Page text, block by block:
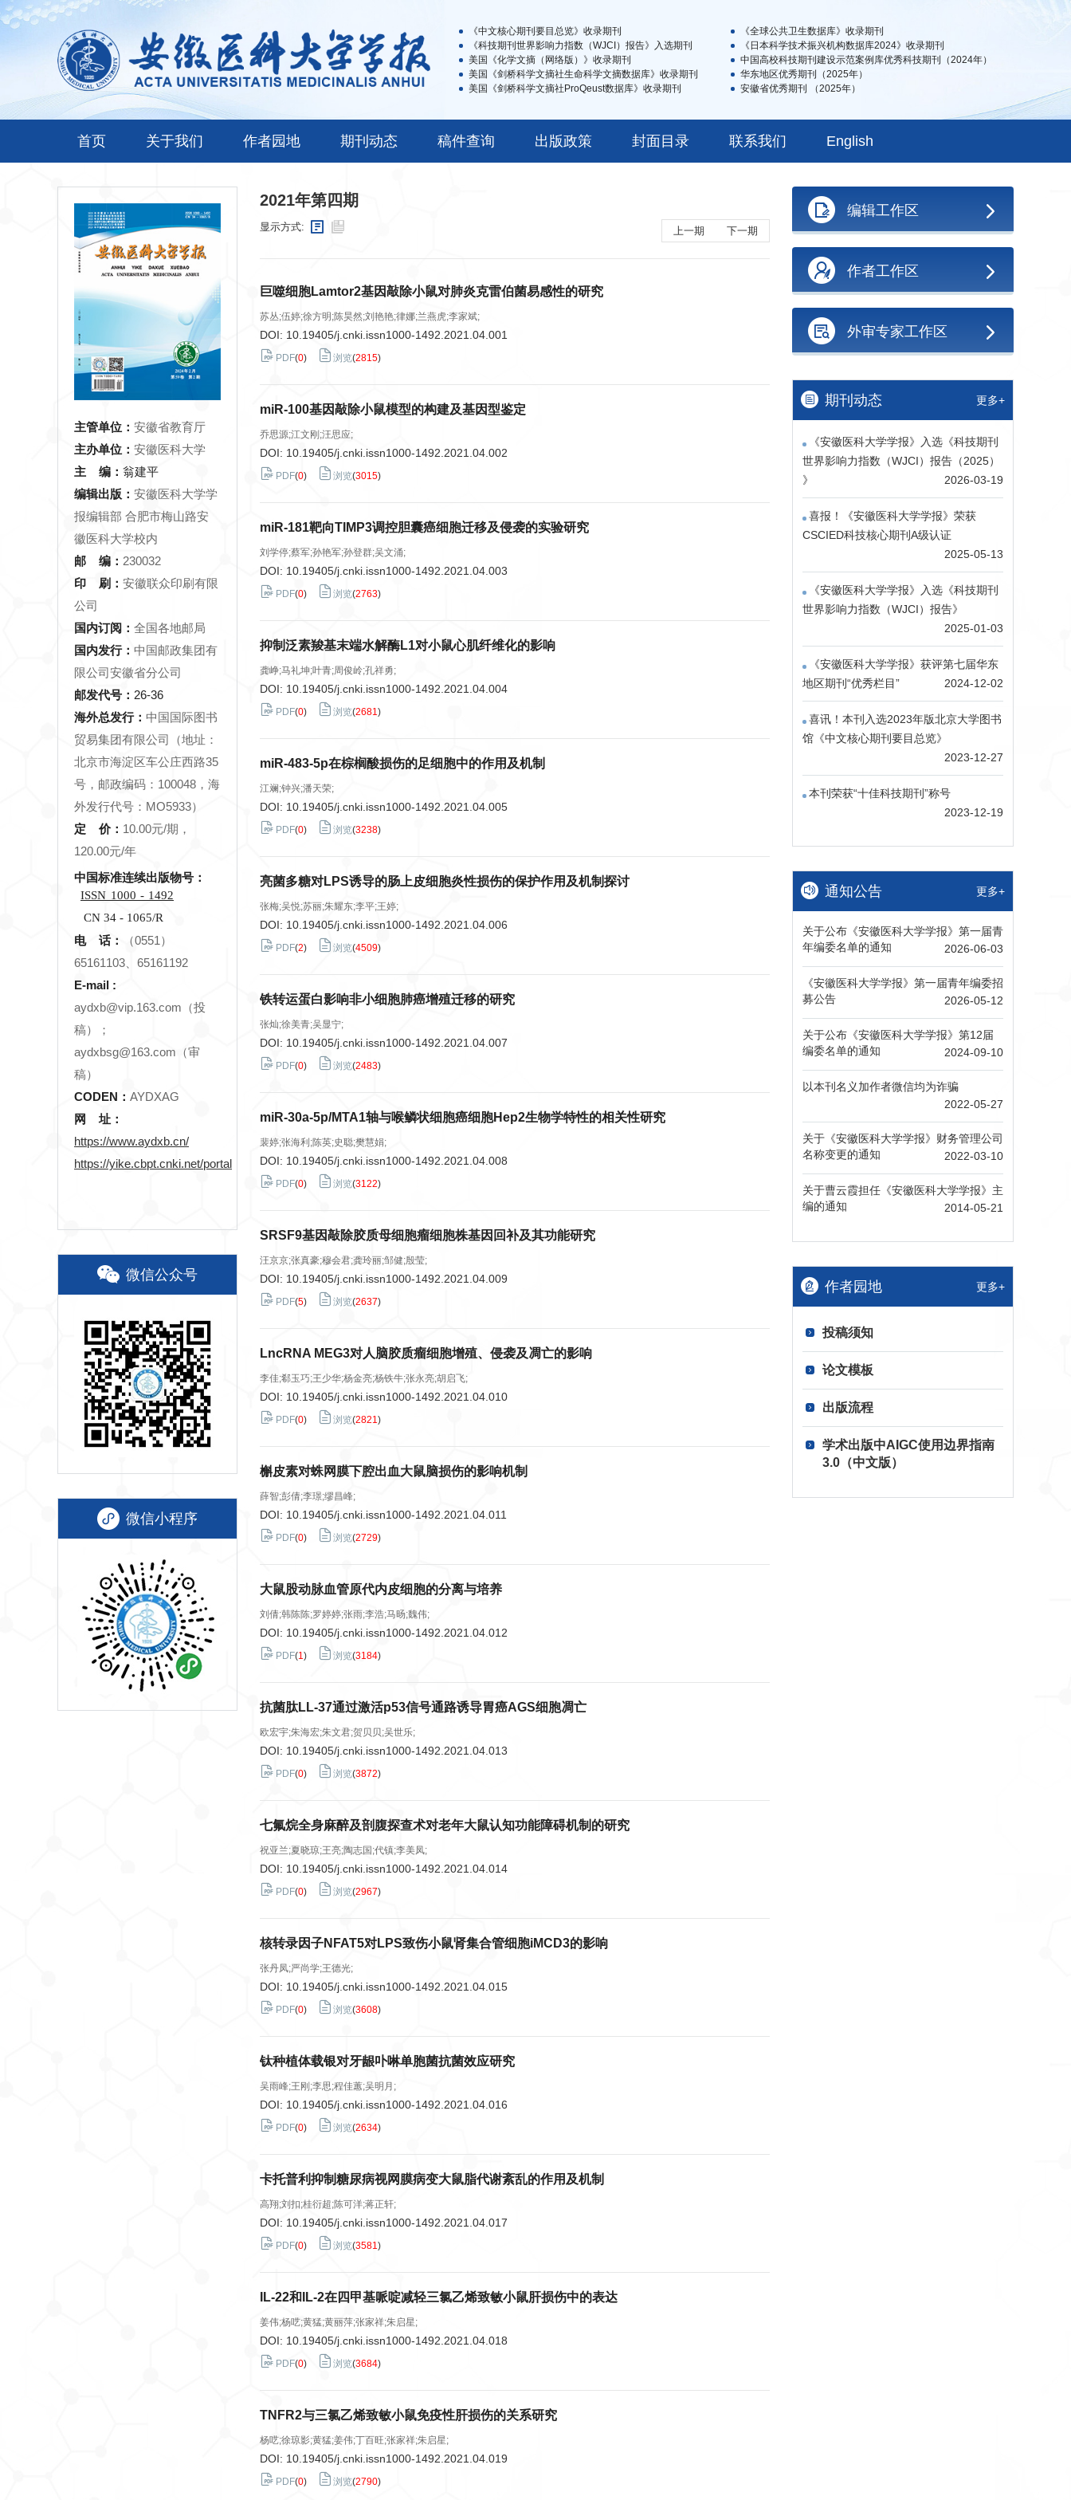
《中文核心期刊要目总览》收录期刊
《科技期刊世界影响力指数（WJCI）报告》入选期刊
美国《化学文摘（网络版）》收录期刊
美国《剑桥科学文摘社生命科学文摘数据库》收录期刊
美国《剑桥科学文摘社ProQeust数据库》收录期刊
《全球公共卫生数据库》收录期刊
《日本科学技术振兴机构数据库2024》收录期刊
中国高校科技期刊建设示范案例库优秀科技期刊（2024年）
华东地区优秀期刊（2025年）
安徽省优秀期刊 （2025年）
首页 关于我们 作者园地 期刊动态 稿件查询 出版政策 封面目录 联系我们 English
主管单位： 安徽省教育厅
主办单位： 安徽医科大学
主 编： 翁建平
编辑出版： 安徽医科大学学
报编辑部 合肥市梅山路安
徽医科大学校内
邮 编： 230032
印 刷： 安徽联众印刷有限
公司
国内订阅： 全国各地邮局
国内发行： 中国邮政集团有
限公司安徽省分公司
邮发代号： 26-36
海外总发行： 中国国际图书
贸易集团有限公司（地址：
北京市海淀区车公庄西路35
号，邮政编码：100048，海
外发行代号：MO5933）
定 价： 10.00元/期，
120.00元/年
中国标准连续出版物号：
ISSN 1000 - 1492
CN 34 - 1065/R
电 话：
（0551）
65161103、65161192
E-mail :
aydxb@vip.163.com（投
稿）；
aydxbsg@163.com（审
稿）
CODEN： AYDXAG
网 址：
https://www.aydxb.cn/
https://yike.cbpt.cnki.net/portal
微信公众号
微信小程序
2021年第四期
显示方式: 上一期 下一期
巨噬细胞Lamtor2基因敲除小鼠对肺炎克雷伯菌易感性的研究
苏丛;伍婷;徐方明;陈昊然;刘艳艳;律娜;兰燕虎;李家斌;
DOI: 10.19405/j.cnki.issn1000-1492.2021.04.001
PDF(0) 浏览(2815)
miR-100基因敲除小鼠模型的构建及基因型鉴定
乔思源;江文刚;汪思应;
DOI: 10.19405/j.cnki.issn1000-1492.2021.04.002
PDF(0) 浏览(3015)
miR-181靶向TIMP3调控胆囊癌细胞迁移及侵袭的实验研究
刘学停;蔡军;孙艳军;孙登群;吴文涌;
DOI: 10.19405/j.cnki.issn1000-1492.2021.04.003
PDF(0) 浏览(2763)
抑制泛素羧基末端水解酶L1对小鼠心肌纤维化的影响
龚峥;马礼坤;叶青;周俊岭;孔祥勇;
DOI: 10.19405/j.cnki.issn1000-1492.2021.04.004
PDF(0) 浏览(2681)
miR-483-5p在棕榈酸损伤的足细胞中的作用及机制
江斓;钟兴;潘天荣;
DOI: 10.19405/j.cnki.issn1000-1492.2021.04.005
PDF(0) 浏览(3238)
亮菌多糖对LPS诱导的肠上皮细胞炎性损伤的保护作用及机制探讨
张梅;吴悦;苏丽;朱耀东;李平;王婷;
DOI: 10.19405/j.cnki.issn1000-1492.2021.04.006
PDF(2) 浏览(4509)
铁转运蛋白影响非小细胞肺癌增殖迁移的研究
张灿;徐美青;吴显宁;
DOI: 10.19405/j.cnki.issn1000-1492.2021.04.007
PDF(0) 浏览(2483)
miR-30a-5p/MTA1轴与喉鳞状细胞癌细胞Hep2生物学特性的相关性研究
裴婷;张海利;陈英;史聪;樊慧娟;
DOI: 10.19405/j.cnki.issn1000-1492.2021.04.008
PDF(0) 浏览(3122)
SRSF9基因敲除胶质母细胞瘤细胞株基因回补及其功能研究
汪京京;张真豪;穆会君;龚玲丽;邹健;殷莹;
DOI: 10.19405/j.cnki.issn1000-1492.2021.04.009
PDF(5) 浏览(2637)
LncRNA MEG3对人脑胶质瘤细胞增殖、侵袭及凋亡的影响
李佳;郗玉巧;王少华;杨金亮;杨铁牛;张永亮;胡启飞;
DOI: 10.19405/j.cnki.issn1000-1492.2021.04.010
PDF(0) 浏览(2821)
槲皮素对蛛网膜下腔出血大鼠脑损伤的影响机制
薛智;彭倩;李璟;缪昌峰;
DOI: 10.19405/j.cnki.issn1000-1492.2021.04.011
PDF(0) 浏览(2729)
大鼠股动脉血管原代内皮细胞的分离与培养
刘倩;韩陈陈;罗婷婷;张雨;李浩;马旸;魏伟;
DOI: 10.19405/j.cnki.issn1000-1492.2021.04.012
PDF(1) 浏览(3184)
抗菌肽LL-37通过激活p53信号通路诱导胃癌AGS细胞凋亡
欧宏宇;朱海宏;朱文君;贺贝贝;吴世乐;
DOI: 10.19405/j.cnki.issn1000-1492.2021.04.013
PDF(0) 浏览(3872)
七氟烷全身麻醉及剖腹探查术对老年大鼠认知功能障碍机制的研究
祝亚兰;夏晓琼;王亮;陶志国;代镇;李美凤;
DOI: 10.19405/j.cnki.issn1000-1492.2021.04.014
PDF(0) 浏览(2967)
核转录因子NFAT5对LPS致伤小鼠肾集合管细胞iMCD3的影响
张丹凤;严尚学;王德光;
DOI: 10.19405/j.cnki.issn1000-1492.2021.04.015
PDF(0) 浏览(3608)
钛种植体载银对牙龈卟啉单胞菌抗菌效应研究
吴雨峰;王刚;李思;程佳蕙;吴明月;
DOI: 10.19405/j.cnki.issn1000-1492.2021.04.016
PDF(0) 浏览(2634)
卡托普利抑制糖尿病视网膜病变大鼠脂代谢紊乱的作用及机制
高翔;刘扣;桂衍超;陈可洋;蒋正轩;
DOI: 10.19405/j.cnki.issn1000-1492.2021.04.017
PDF(0) 浏览(3581)
IL-22和IL-2在四甲基哌啶减轻三氯乙烯致敏小鼠肝损伤中的表达
姜伟;杨呓;黄猛;黄丽萍;张家祥;朱启星;
DOI: 10.19405/j.cnki.issn1000-1492.2021.04.018
PDF(0) 浏览(3684)
TNFR2与三氯乙烯致敏小鼠免疫性肝损伤的关系研究
杨呓;徐琼影;黄猛;姜伟;丁百旺;张家祥;朱启星;
DOI: 10.19405/j.cnki.issn1000-1492.2021.04.019
PDF(0) 浏览(2790)
编辑工作区
作者工作区
外审专家工作区
期刊动态 更多+
《安徽医科大学学报》入选《科技期刊
世界影响力指数（WJCI）报告（2025）​​
》
2026-03-19
喜报！《安徽医科大学学报》荣获
CSCIED科技核心期刊A级认证
2025-05-13
《安徽医科大学学报》入选《科技期刊
世界影响力指数（WJCI）报告》
2025-01-03
《安徽医科大学学报》获评第七届华东
地区期刊“优秀栏目”
2024-12-02
喜讯！本刊入选2023年版北京大学图书
馆《中文核心期刊要目总览》
2023-12-27
本刊荣获“十佳科技期刊”称号
2023-12-19
通知公告 更多+
关于公布《安徽医科大学学报》第一届青
年编委名单的通知
2026-06-03
《安徽医科大学学报》第一届青年编委招
募公告
2026-05-12
关于公布《安徽医科大学学报》第12届
编委名单的通知
2024-09-10
以本刊名义加作者微信均为诈骗
2022-05-27
关于《安徽医科大学学报》财务管理公司
名称变更的通知
2022-03-10
关于曹云霞担任《安徽医科大学学报》主
编的通知
2014-05-21
作者园地 更多+
投稿须知
论文模板
出版流程
学术出版中AIGC使用边界指南
3.0（中文版）